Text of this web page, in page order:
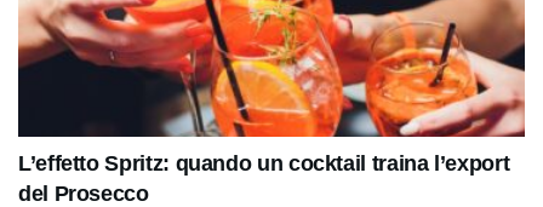
L’effetto Spritz: quando un cocktail traina l’export
del Prosecco